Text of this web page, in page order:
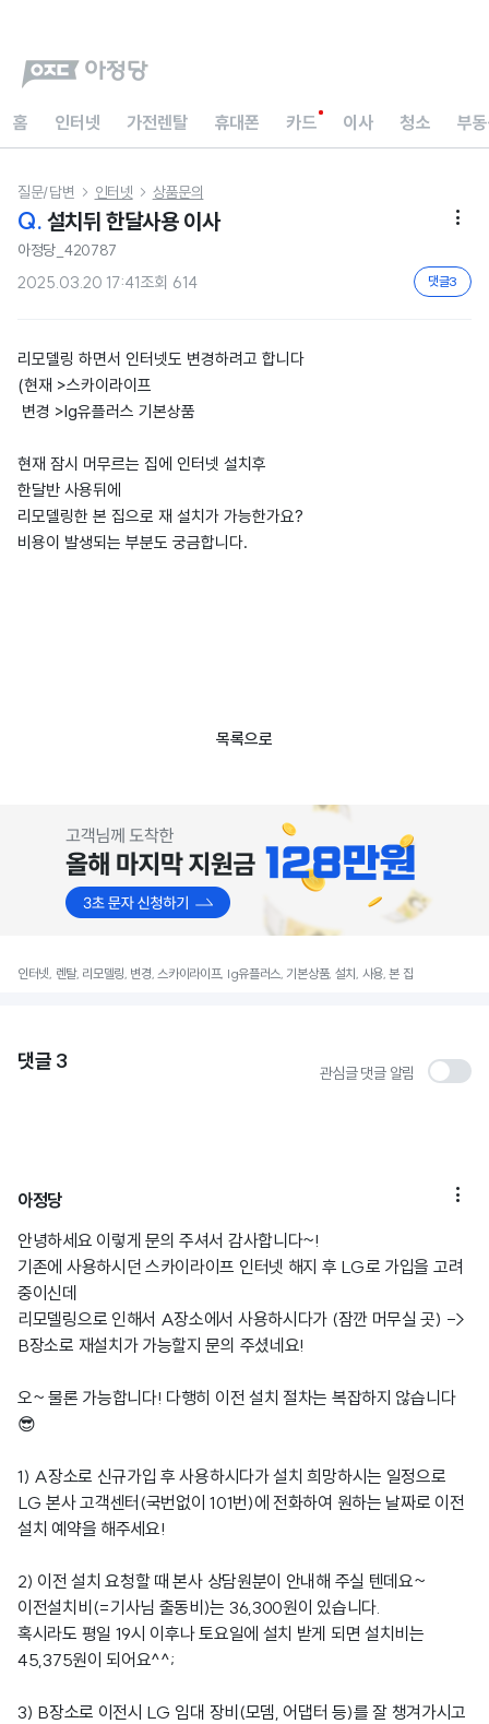
홈 인터넷 가전렌탈 휴대폰 카드 이사 청소 부
질문/답변  인터넷  상품문의
Q. 설치뒤 한달사용 이사 
아정당_420787
2025.03.20 17:41조회 614 댓글3
리모델링 하면서 인터넷도 변경하려고 합니다
(현재 >스카이라이프
변경 >lg유플러스 기본상품
현재 잠시 머무르는 집에 인터넷 설치후
한달반 사용뒤에
리모델링한 본 집으로 재 설치가 가능한가요?
비용이 발생되는 부분도 궁금합니다.
목록으로
인터넷, 렌탈, 리모델링, 변경, 스카이라이프, lg유플러스, 기본상품, 설치, 사용, 본 집
댓글 3 관심글 댓글 알림
아정당 
안녕하세요 이렇게 문의 주셔서 감사합니다~!
기존에 사용하시던 스카이라이프 인터넷 해지 후 LG로 가입을 고려
중이신데
리모델링으로 인해서 A장소에서 사용하시다가 (잠깐 머무실 곳) ->
B장소로 재설치가 가능할지 문의 주셨네요!
오~ 물론 가능합니다! 다행히 이전 설치 절차는 복잡하지 않습니다
😎
1) A장소로 신규가입 후 사용하시다가 설치 희망하시는 일정으로
LG 본사 고객센터(국번없이 101번)에 전화하여 원하는 날짜로 이전
설치 예약을 해주세요!
2) 이전 설치 요청할 때 본사 상담원분이 안내해 주실 텐데요~
이전설치비(=기사님 출동비)는 36,300원이 있습니다.
혹시라도 평일 19시 이후나 토요일에 설치 받게 되면 설치비는
45,375원이 되어요^^;
3) B장소로 이전시 LG 임대 장비(모뎀, 어댑터 등)를 잘 챙겨가시고